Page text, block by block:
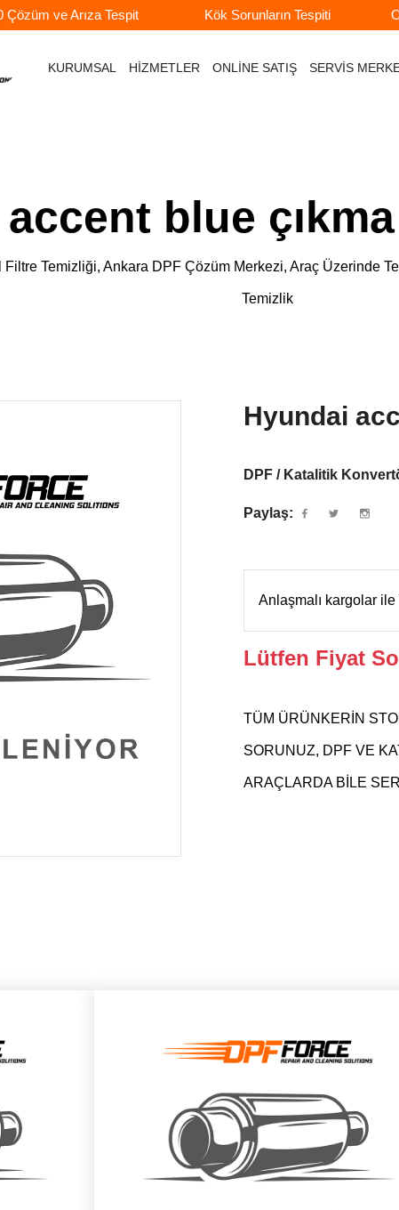
Çözüm ve Arıza Tespit Kök Sorunların Tespiti
KURUMSAL HİZMETLER ONLİNE SATIŞ SERVİS
blue
Filtre Temizliği, Ankara DPF Çözüm Merkezi, Araç Üzerinde
Temizlik
Hyundai
DPF / Katalitik
Paylaş:
Anlaşmalı kargolar
Lütfen Fiyat
TÜM ÜRÜNKERİN
SORUNUZ, DPF VE
ARAÇLARDA BİLE